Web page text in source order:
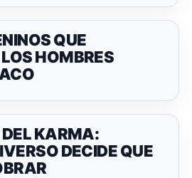
QUE
HOMBRES
KARMA:
DECIDE QUE